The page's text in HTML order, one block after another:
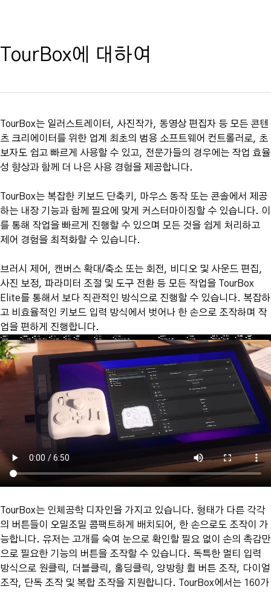
TourBox에 대하여
TourBox는 일러스트레이터, 사진작가, 동영상 편집자 등 모든 콘텐
츠 크리에이터를 위한 업계 최초의 범용 소프트웨어 컨트롤러로, 초
보자도 쉽고 빠르게 사용할 수 있고, 전문가들의 경우에는 작업 효율
성 향상과 함께 더 나은 사용 경험을 제공합니다.
TourBox는 복잡한 키보드 단축키, 마우스 동작 또는 콘솔에서 제공
하는 내장 기능과 함께 필요에 맞게 커스터마이징할 수 있습니다. 이
를 통해 작업을 빠르게 진행할 수 있으며 모든 것을 쉽게 처리하고
제어 경험을 최적화할 수 있습니다.
브러시 제어, 캔버스 확대/축소 또는 회전, 비디오 및 사운드 편집,
사진 보정, 파라미터 조절 및 도구 전환 등 모든 작업을 TourBox
Elite를 통해서 보다 직관적인 방식으로 진행할 수 있습니다. 복잡하
고 비효율적인 키보드 입력 방식에서 벗어나 한 손으로 조작하며 작
업을 편하게 진행합니다.
TourBox는 인체공학 디자인을 가지고 있습니다. 형태가 다른 각각
의 버튼들이 오밀조밀 콤팩트하게 배치되어, 한 손으로도 조작이 가
능합니다. 유저는 고개를 숙여 눈으로 확인할 필요 없이 손의 촉감만
으로 필요한 기능의 버튼을 조작할 수 있습니다. 독특한 멀티 입력
방식으로 원클릭, 더블클릭, 홀딩클릭, 양방향 휠 버튼 조작, 다이얼
조작, 단독 조작 및 복합 조작을 지원합니다. TourBox에서는 160가